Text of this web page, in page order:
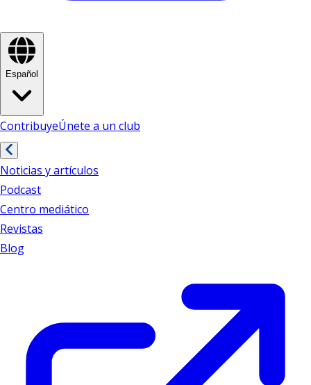
Español
ContribuyeÚnete a un club
Noticias y artículos
Podcast
Centro mediático
Revistas
Blog